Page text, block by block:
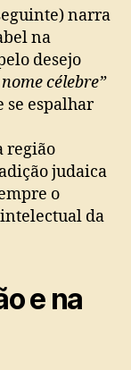
narra
na
desejo
célebre”
se espalhar
região
judaica
o
da
e na